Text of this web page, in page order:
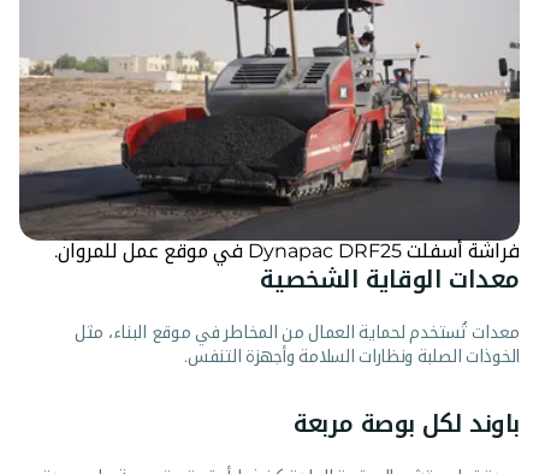
فراشة أسفلت Dynapac DRF25 في موقع عمل للمروان.
معدات الوقاية الشخصية
معدات تُستخدم لحماية العمال من المخاطر في موقع البناء، مثل
الخوذات الصلبة ونظارات السلامة وأجهزة التنفس.
باوند لكل بوصة مربعة